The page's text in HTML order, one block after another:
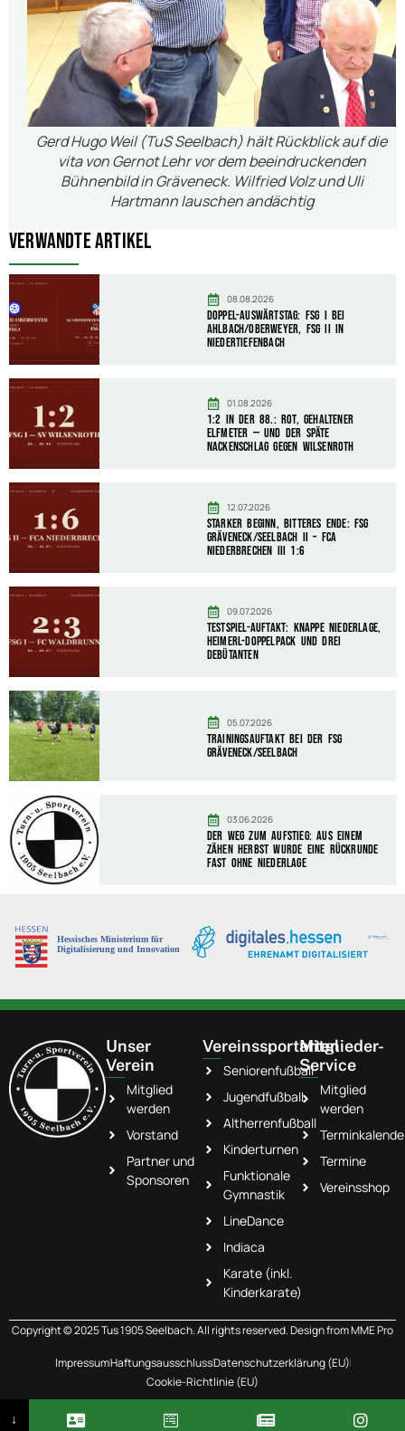
Gerd Hugo Weil (TuS Seelbach) hält Rückblick auf die
vita von Gernot Lehr vor dem beeindruckenden
Bühnenbild in Gräveneck. Wilfried Volz und Uli
Hartmann lauschen andächtig
Verwandte Artikel
08.08.2026
Doppel-Auswärtstag: FSG I bei
Ahlbach/Oberweyer, FSG II in
Niedertiefenbach
01.08.2026
1:2 in der 88.: Rot, gehaltener
Elfmeter — und der späte
Nackenschlag gegen Wilsenroth
12.07.2026
Starker Beginn, bitteres Ende: FSG
Gräveneck/Seelbach II – FCA
Niederbrechen III 1:6
09.07.2026
Testspiel-Auftakt: Knappe Niederlage,
Heimerl-Doppelpack und drei
Debütanten
05.07.2026
Trainingsauftakt bei der FSG
Gräveneck/Seelbach
03.06.2026
Der Weg zum Aufstieg: Aus einem
zähen Herbst wurde eine Rückrunde
fast ohne Niederlage
Unser
Verein
Mitglied
werden
Vorstand
Partner und
Sponsoren
Vereinssportarten
Seniorenfußball
Jugendfußball
Altherrenfußball
Kinderturnen
Funktionale
Gymnastik
LineDance
Indiaca
Karate (inkl.
Kinderkarate)
Mitglieder-
Service
Mitglied
werden
Termine
Vereinsshop
Copyright © 2025 Tus 1905 Seelbach. All rights reserved. Design fromMME Pro
ImpressumHaftungsausschlussDatenschutzerklärung (EU)
Cookie-Richtlinie (EU)
↓